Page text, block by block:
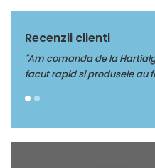
Recenzii clienti
s-a "Multumim Echipei